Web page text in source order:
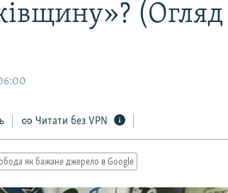
(Огляд
Читати без VPN
як бажане джерело в Google